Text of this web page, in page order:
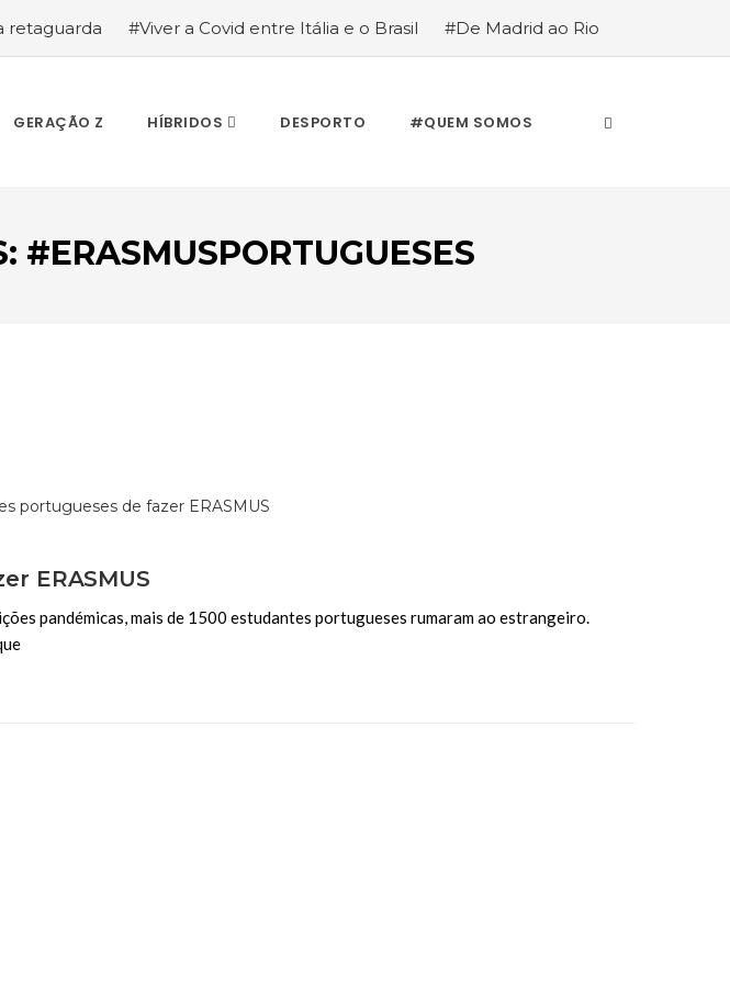
retaguarda #Viver a Covid entre Itália e o Brasil
#De Madrid ao Rio
GERAÇÃO Z HÍBRIDOS DESPORTO #QUEM SOMOS
#ERASMUSPORTUGUESES
ERASMUS
pandémicas, mais de 1500 estudantes portugueses rumaram ao estrangeiro.